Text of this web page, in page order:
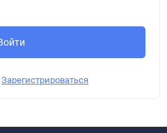
Зарегистрироваться